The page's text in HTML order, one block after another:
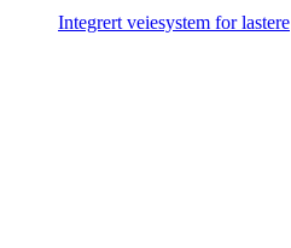
Integrert veiesystem for lastere